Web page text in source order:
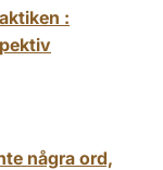
:
några ord,